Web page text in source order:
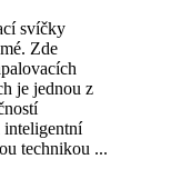
svíčky
Zde
je jednou z
inteligentní
technikou ...